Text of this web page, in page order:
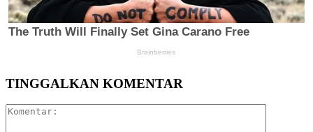
TINGGALKAN KOMENTAR